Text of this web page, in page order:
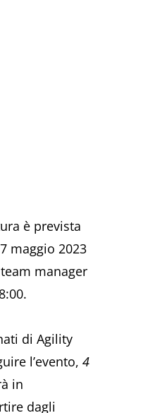
è prevista
maggio 2023
manager
di Agility
l’evento,4
in
dagli